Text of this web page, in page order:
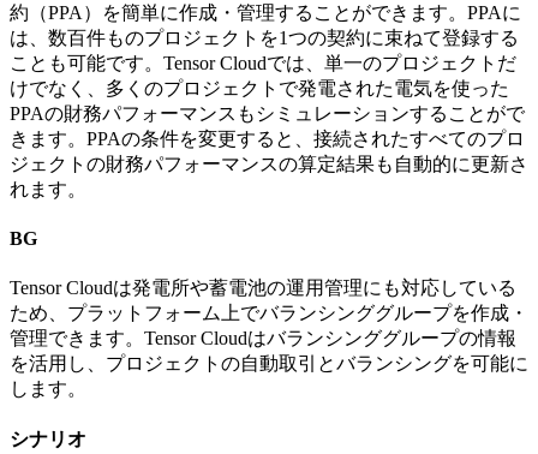
約（PPA）を簡単に作成・管理することができます。PPAに
は、数百件ものプロジェクトを1つの契約に束ねて登録する
ことも可能です。Tensor Cloudでは、単一のプロジェクトだ
けでなく、多くのプロジェクトで発電された電気を使った
PPAの財務パフォーマンスもシミュレーションすることがで
きます。PPAの条件を変更すると、接続されたすべてのプロ
ジェクトの財務パフォーマンスの算定結果も自動的に更新さ
れます。
BG
Tensor Cloudは発電所や蓄電池の運用管理にも対応している
ため、プラットフォーム上でバランシンググループを作成・
管理できます。Tensor Cloudはバランシンググループの情報
を活用し、プロジェクトの自動取引とバランシングを可能に
します。
シナリオ